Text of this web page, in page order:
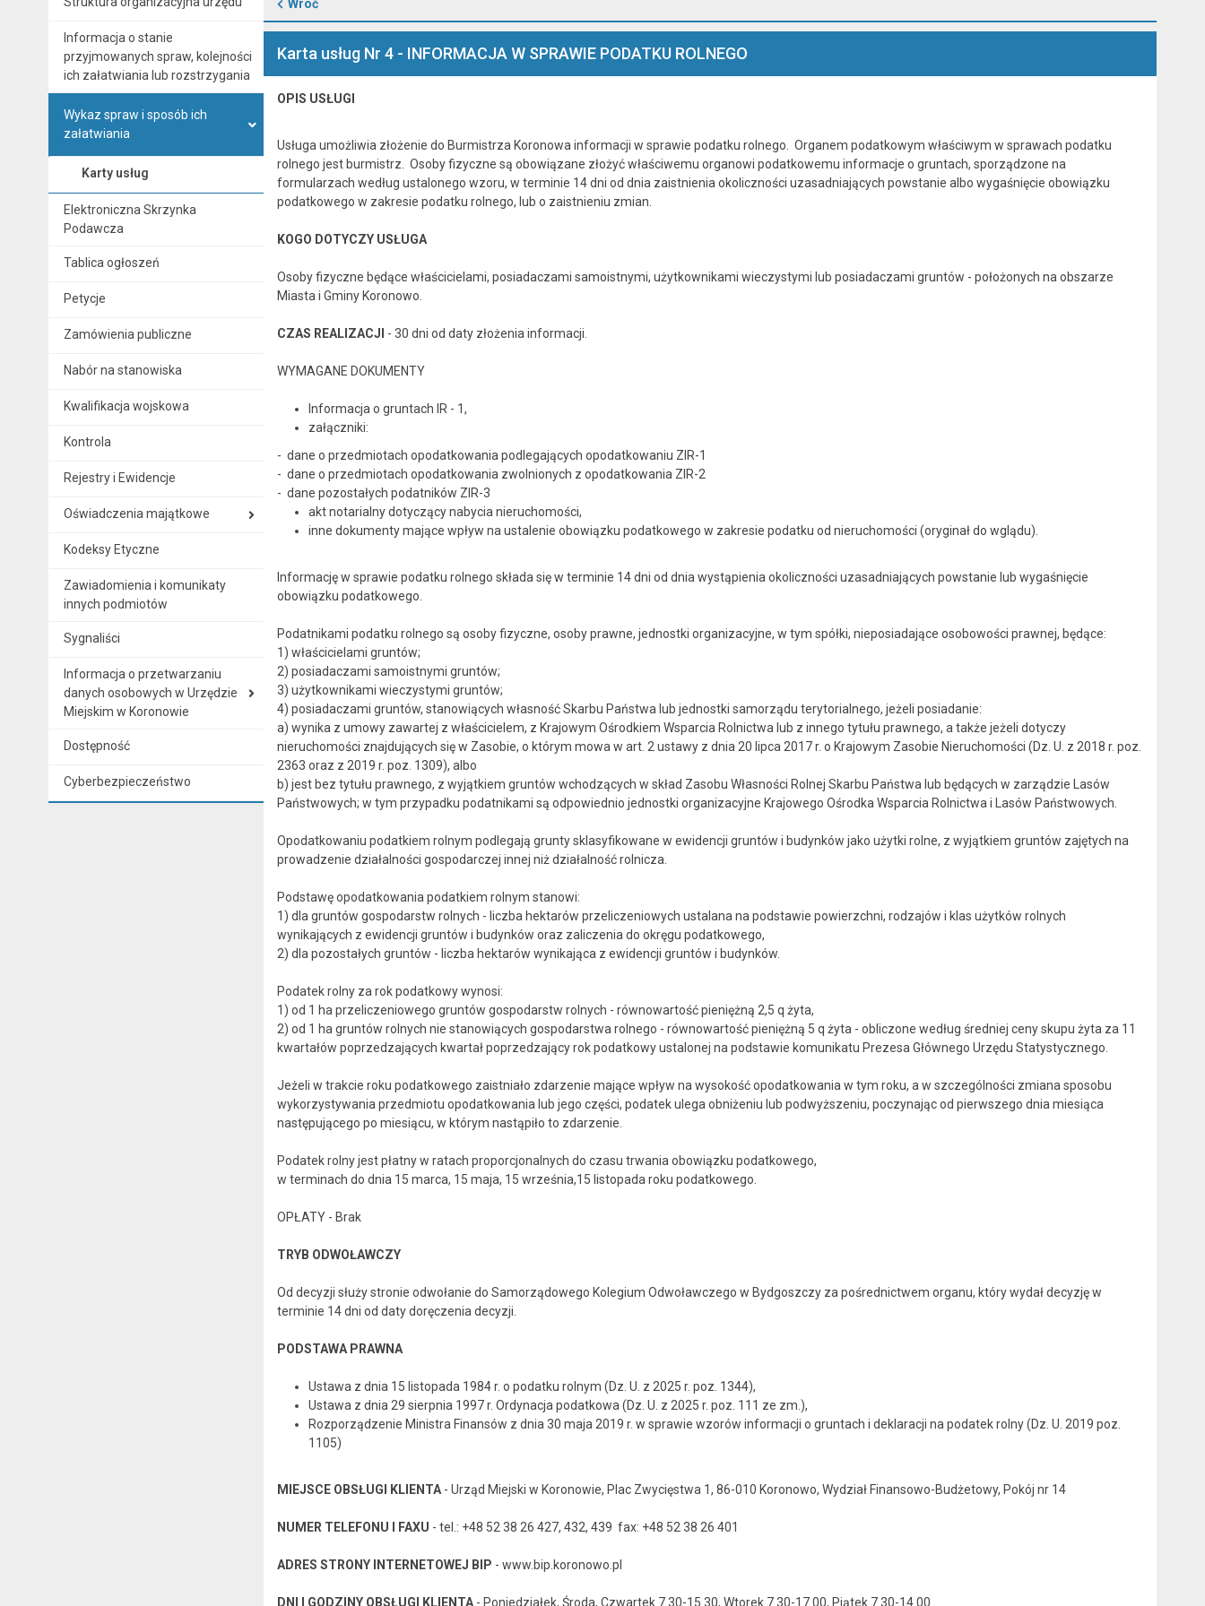
Informacja o stanie
przyjmowanych spraw, kolejności
ich załatwiania lub rozstrzygania
Wykaz spraw i sposób ich
załatwiania
Karty usług
Elektroniczna Skrzynka
Podawcza
Tablica ogłoszeń
Petycje
Zamówienia publiczne
Nabór na stanowiska
Kwalifikacja wojskowa
Kontrola
Rejestry i Ewidencje
Oświadczenia majątkowe
Kodeksy Etyczne
Zawiadomienia i komunikaty
innych podmiotów
Sygnaliści
Informacja o przetwarzaniu
danych osobowych w Urzędzie
Miejskim w Koronowie
Dostępność
Cyberbezpieczeństwo
Wróć
Karta usług Nr 4 - INFORMACJA W SPRAWIE PODATKU ROLNEGO
OPIS USŁUGI
Usługa umożliwia złożenie do Burmistrza Koronowa informacji w sprawie podatku rolnego. Organem podatkowym właściwym w sprawach podatku
rolnego jest burmistrz. Osoby fizyczne są obowiązane złożyć właściwemu organowi podatkowemu informacje o gruntach, sporządzone na
formularzach według ustalonego wzoru, w terminie 14 dni od dnia zaistnienia okoliczności uzasadniających powstanie albo wygaśnięcie obowiązku
podatkowego w zakresie podatku rolnego, lub o zaistnieniu zmian.
KOGO DOTYCZY USŁUGA
Osoby fizyczne będące właścicielami, posiadaczami samoistnymi, użytkownikami wieczystymi lub posiadaczami gruntów - położonych na obszarze
Miasta i Gminy Koronowo.
CZAS REALIZACJI - 30 dni od daty złożenia informacji.
WYMAGANE DOKUMENTY
Informacja o gruntach IR - 1,
załączniki:
- dane o przedmiotach opodatkowania podlegających opodatkowaniu ZIR-1
- dane o przedmiotach opodatkowania zwolnionych z opodatkowania ZIR-2
- dane pozostałych podatników ZIR-3
akt notarialny dotyczący nabycia nieruchomości,
inne dokumenty mające wpływ na ustalenie obowiązku podatkowego w zakresie podatku od nieruchomości (oryginał do wglądu).
Informację w sprawie podatku rolnego składa się w terminie 14 dni od dnia wystąpienia okoliczności uzasadniających powstanie lub wygaśnięcie
obowiązku podatkowego.
Podatnikami podatku rolnego są osoby fizyczne, osoby prawne, jednostki organizacyjne, w tym spółki, nieposiadające osobowości prawnej, będące:
1) właścicielami gruntów;
2) posiadaczami samoistnymi gruntów;
3) użytkownikami wieczystymi gruntów;
4) posiadaczami gruntów, stanowiących własność Skarbu Państwa lub jednostki samorządu terytorialnego, jeżeli posiadanie:
a) wynika z umowy zawartej z właścicielem, z Krajowym Ośrodkiem Wsparcia Rolnictwa lub z innego tytułu prawnego, a także jeżeli dotyczy
nieruchomości znajdujących się w Zasobie, o którym mowa w art. 2 ustawy z dnia 20 lipca 2017 r. o Krajowym Zasobie Nieruchomości (Dz. U. z 2018 r. poz.
2363 oraz z 2019 r. poz. 1309), albo
b) jest bez tytułu prawnego, z wyjątkiem gruntów wchodzących w skład Zasobu Własności Rolnej Skarbu Państwa lub będących w zarządzie Lasów
Państwowych; w tym przypadku podatnikami są odpowiednio jednostki organizacyjne Krajowego Ośrodka Wsparcia Rolnictwa i Lasów Państwowych.
Opodatkowaniu podatkiem rolnym podlegają grunty sklasyfikowane w ewidencji gruntów i budynków jako użytki rolne, z wyjątkiem gruntów zajętych na
prowadzenie działalności gospodarczej innej niż działalność rolnicza.
Podstawę opodatkowania podatkiem rolnym stanowi:
1) dla gruntów gospodarstw rolnych - liczba hektarów przeliczeniowych ustalana na podstawie powierzchni, rodzajów i klas użytków rolnych
wynikających z ewidencji gruntów i budynków oraz zaliczenia do okręgu podatkowego,
2) dla pozostałych gruntów - liczba hektarów wynikająca z ewidencji gruntów i budynków.
Podatek rolny za rok podatkowy wynosi:
1) od 1 ha przeliczeniowego gruntów gospodarstw rolnych - równowartość pieniężną 2,5 q żyta,
2) od 1 ha gruntów rolnych nie stanowiących gospodarstwa rolnego - równowartość pieniężną 5 q żyta - obliczone według średniej ceny skupu żyta za 11
kwartałów poprzedzających kwartał poprzedzający rok podatkowy ustalonej na podstawie komunikatu Prezesa Głównego Urzędu Statystycznego.
Jeżeli w trakcie roku podatkowego zaistniało zdarzenie mające wpływ na wysokość opodatkowania w tym roku, a w szczególności zmiana sposobu
wykorzystywania przedmiotu opodatkowania lub jego części, podatek ulega obniżeniu lub podwyższeniu, poczynając od pierwszego dnia miesiąca
następującego po miesiącu, w którym nastąpiło to zdarzenie.
Podatek rolny jest płatny w ratach proporcjonalnych do czasu trwania obowiązku podatkowego,
w terminach do dnia 15 marca, 15 maja, 15 września,15 listopada roku podatkowego.
OPŁATY - Brak
TRYB ODWOŁAWCZY
Od decyzji służy stronie odwołanie do Samorządowego Kolegium Odwoławczego w Bydgoszczy za pośrednictwem organu, który wydał decyzję w
terminie 14 dni od daty doręczenia decyzji.
PODSTAWA PRAWNA
Ustawa z dnia 15 listopada 1984 r. o podatku rolnym (Dz. U. z 2025 r. poz. 1344),
Ustawa z dnia 29 sierpnia 1997 r. Ordynacja podatkowa (Dz. U. z 2025 r. poz. 111 ze zm.),
Rozporządzenie Ministra Finansów z dnia 30 maja 2019 r. w sprawie wzorów informacji o gruntach i deklaracji na podatek rolny (Dz. U. 2019 poz.
1105)
MIEJSCE OBSŁUGI KLIENTA - Urząd Miejski w Koronowie, Plac Zwycięstwa 1, 86-010 Koronowo, Wydział Finansowo-Budżetowy, Pokój nr 14
NUMER TELEFONU I FAXU - tel.: +48 52 38 26 427, 432, 439 fax: +48 52 38 26 401
ADRES STRONY INTERNETOWEJ BIP - www.bip.koronowo.pl
DNI I GODZINY OBSŁUGI KLIENTA- Poniedziałek, Środa, Czwartek 7.30-15.30, Wtorek 7.30-17.00, Piątek 7.30-14.00